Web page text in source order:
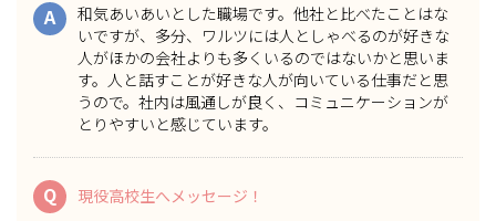
A
和気あいあいとした職場です。他社と比べたことはな
いですが、多分、ワルツには人としゃべるのが好きな
人がほかの会社よりも多くいるのではないかと思いま
す。人と話すことが好きな人が向いている仕事だと思
うので。 社内は風通しが良く、コミュニケーションが
とりやすい と感じています。
Q 現役高校生へメッセージ！